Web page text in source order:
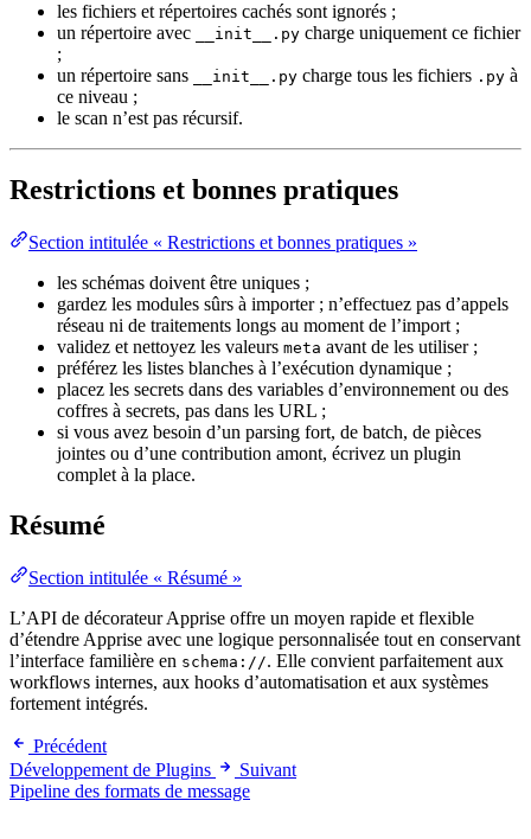
les fichiers et répertoires cachés sont ignorés ;
un répertoire avec
__init__.py charge uniquement ce fichier
;
un répertoire sans
__init__.py charge tous les fichiers .py à
ce niveau ;
le scan n’est pas récursif.
Restrictions et bonnes pratiques
Section intitulée « Restrictions et bonnes pratiques »
les schémas doivent être uniques ;
gardez les modules sûrs à importer ; n’effectuez pas d’appels
réseau ni de traitements longs au moment de l’import ;
validez et nettoyez les valeurs meta avant de les utiliser ;
préférez les listes blanches à l’exécution dynamique ;
placez les secrets dans des variables d’environnement ou des
coffres à secrets, pas dans les URL ;
si vous avez besoin d’un parsing fort, de batch, de pièces
jointes ou d’une contribution amont, écrivez un plugin
complet à la place.
Résumé
Section intitulée « Résumé »
L’API de décorateur Apprise offre un moyen rapide et flexible
d’étendre Apprise avec une logique personnalisée tout en conservant
l’interface familière en schema://. Elle convient parfaitement aux
workflows internes, aux hooks d’automatisation et aux systèmes
fortement intégrés.
Précédent
Développement de Plugins
Suivant
Pipeline des formats de message